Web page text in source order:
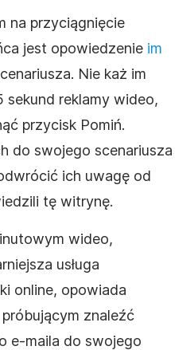
na przyciągnięcie
jest opowiedzenie im
Nie każ im
sekund reklamy wideo,
przycisk Pomiń.
do swojego scenariusza
ich uwagę od
tę witrynę.
wideo,
usługa
online, opowiada
znaleźć
e-maila do swojego